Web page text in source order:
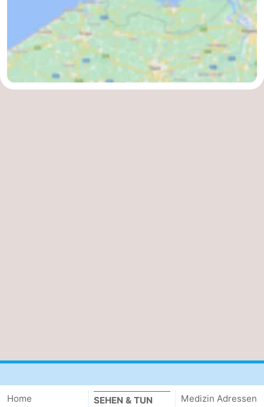
Home
SEHEN & TUN
Medizin Adressen